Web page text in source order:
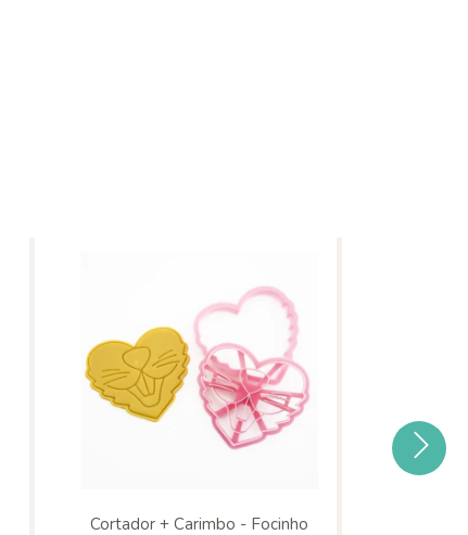
Cortador + Carimbo - Focinho